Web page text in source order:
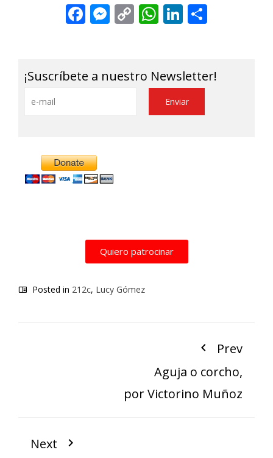
Facebook
Messenger
CopyWhatsApp
LinkedIn
¡Suscríbete a nuestro Newsletter!
Quiero patrocinar
Posted in 212c, Lucy Gómez
Prev
Aguja o corcho,
por Victorino Muñoz
Next